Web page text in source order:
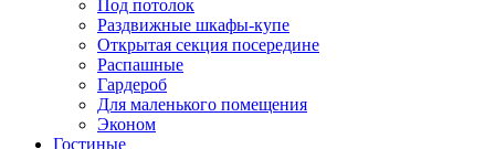
Под потолок
Раздвижные шкафы-купе
Открытая секция посередине
Распашные
Гардероб
Для маленького помещения
Эконом
Гостиные